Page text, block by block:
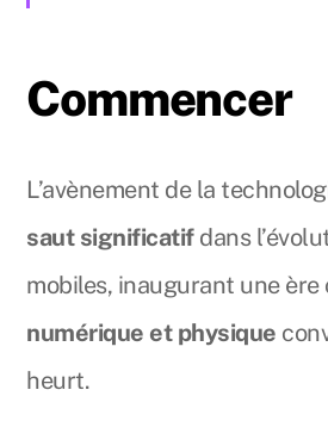
Commencer
L’avènement de la
saut significatifdans
mobiles, inaugurant une ère
numérique et physique
heurt.